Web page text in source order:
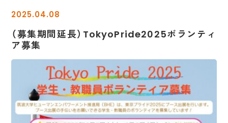
2025.04.08
（募集期間延長）TokyoPride2025ボランティ
ア募集